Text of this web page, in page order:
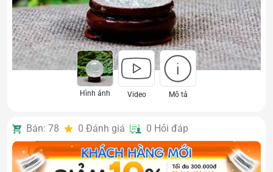
Hình ảnh Video Mô tả
Bán: 78 0 Đánh giá 0 Hỏi đáp